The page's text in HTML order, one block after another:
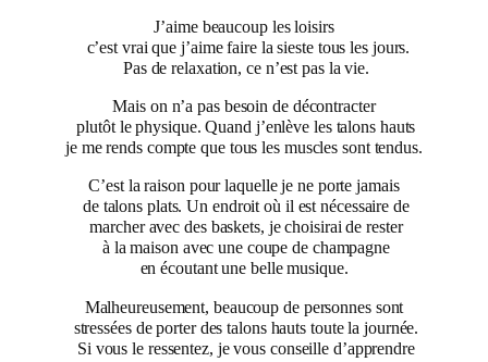
J’aime beaucoup les loisirs
c’est vrai que j’aime faire la sieste tous les jours.
Pas de relaxation, ce n’est pas la vie.
Mais on n’a pas besoin de décontracter
plutôt le physique. Quand j’enlève les talons hauts
je me rends compte que tous les muscles sont tendus.
C’est la raison pour laquelle je ne porte jamais
de talons plats. Un endroit où il est nécessaire de
marcher avec des baskets, je choisirai de rester
à la maison avec une coupe de champagne
en écoutant une belle musique.
Malheureusement, beaucoup de personnes sont
stressées de porter des talons hauts toute la journée.
Si vous le ressentez, je vous conseille d’apprendre